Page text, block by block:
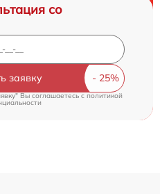
со
заявку
Вы соглашаетесь cполитикой